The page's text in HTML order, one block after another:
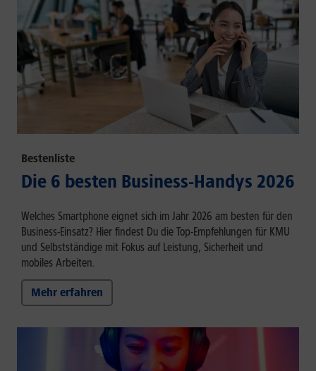
Bestenliste
Die 6 besten Business-Handys 2026
Welches Smartphone eignet sich im Jahr 2026 am besten für den
Business-Einsatz? Hier findest Du die Top-Empfehlungen für KMU
und Selbstständige mit Fokus auf Leistung, Sicherheit und
mobiles Arbeiten.
Mehr erfahren